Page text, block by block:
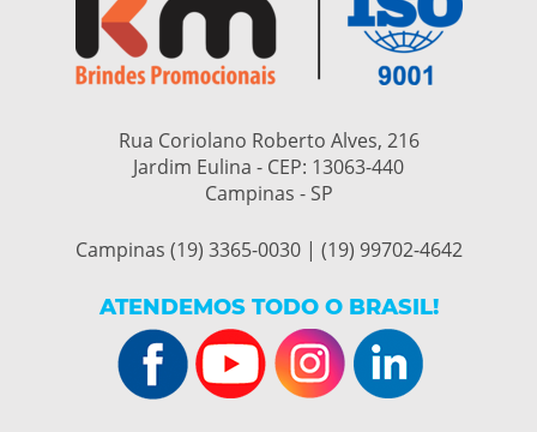
Rua Coriolano Roberto Alves, 216
Jardim Eulina - CEP: 13063-440
Campinas - SP
Campinas (19) 3365-0030 | (19) 99702-4642
ATENDEMOS TODO O BRASIL!